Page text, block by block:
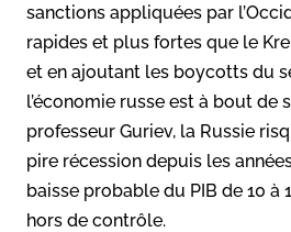
sanctions appliquées par
rapides et plus fortes que le
et en ajoutant les boycotts du
l’économie russe est à bout de
professeur Guriev, la Russie
pire récession depuis les
baisse probable du PIB de 10 à
hors de contrôle.